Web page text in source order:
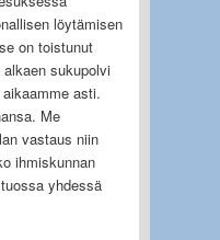
löytämisen
on toistunut
sukupolvi
asti.
Me
vastaus niin
ihmiskunnan
yhdessä